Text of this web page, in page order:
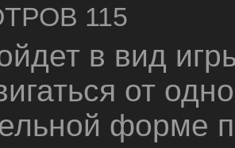
115
в вид
от
форме